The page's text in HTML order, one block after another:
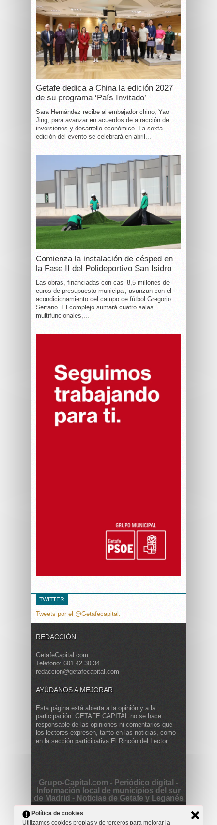
Getafe dedica a China la edición 2027
de su programa ‘País Invitado’
Sara Hernández recibe al embajador chino, Yao
Jing, para avanzar en acuerdos de atracción de
inversiones y desarrollo económico. La sexta
edición del evento se celebrará en abril...
Comienza la instalación de césped en
la Fase II del Polideportivo San Isidro
Las obras, financiadas con casi 8,5 millones de
euros de presupuesto municipal, avanzan con el
acondicionamiento del campo de fútbol Gregorio
Serrano. El complejo sumará cuatro salas
multifuncionales,...
TWITTER
Tweets por el @Getafecapital.
REDACCIÓN
GetafeCapital.com
Teléfono: 601 42 30 34
redaccion@getafecapital.com
AYÚDANOS A MEJORAR
Esta página está abierta a la opinión y a la
participación. GETAFE CAPITAL no se hace
responsable de las opiniones ni comentarios que
los lectores expresen, tanto en las noticias, como
en la sección participativa El Rincón del Lector.
Grupo-Capital.com - Periódico digital -
Información local de municipios del sur
de Madrid - Noticias de Getafe y Leganés
Copyright © 2013 Getafe Capital. Powered by
Project
Política de cookies
Utilizamos cookies propias y de terceros para mejorar la